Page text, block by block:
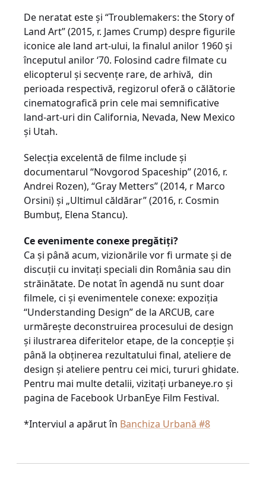
De neratat este și “Troublemakers: the Story of
Land Art” (2015, r. James Crump) despre figurile
iconice ale land art-ului, la finalul anilor 1960 și
începutul anilor ‘70. Folosind cadre filmate cu
elicopterul și secvenţe rare, de arhivă, din
perioada respectivă, regizorul oferă o călătorie
cinematografică prin cele mai semnificative
land-art-uri din California, Nevada, New Mexico
și Utah.
Selecţia excelentă de filme include și
documentarul “Novgorod Spaceship” (2016, r.
Andrei Rozen), “Gray Metters” (2014, r Marco
Orsini) și „Ultimul căldărar” (2016, r. Cosmin
Bumbuţ, Elena Stancu).
Ce evenimente conexe pregătiţi?
Ca și până acum, vizionările vor fi urmate și de
discuţii cu invitaţi speciali din România sau din
străinătate. De notat în agendă nu sunt doar
filmele, ci și evenimentele conexe: expoziţia
“Understanding Design” de la ARCUB, care
urmărește deconstruirea procesului de design
și ilustrarea diferitelor etape, de la concepţie și
până la obţinerea rezultatului final, ateliere de
design și ateliere pentru cei mici, tururi ghidate.
Pentru mai multe detalii, vizitaţi urbaneye.ro și
pagina de Facebook UrbanEye Film Festival.
*Interviul a apărut în Banchiza Urbană #8